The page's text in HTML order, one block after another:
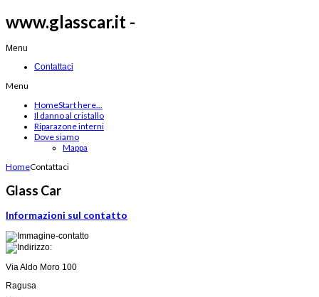
www.glasscar.it -
Menu
Contattaci
Menu
HomeStart here...
Il danno al cristallo
Riparazone interni
Dove siamo
Mappa
HomeContattaci
Glass Car
Informazioni sul contatto
Via Aldo Moro 100
Ragusa